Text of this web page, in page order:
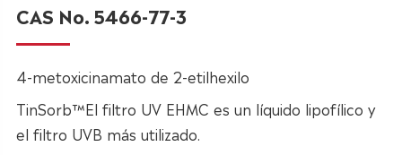
CAS No. 5466-77-3
4-metoxicinamato de 2-etilhexilo
TinSorb™El filtro UV EHMC es un líquido lipofílico y
el filtro UVB más utilizado.